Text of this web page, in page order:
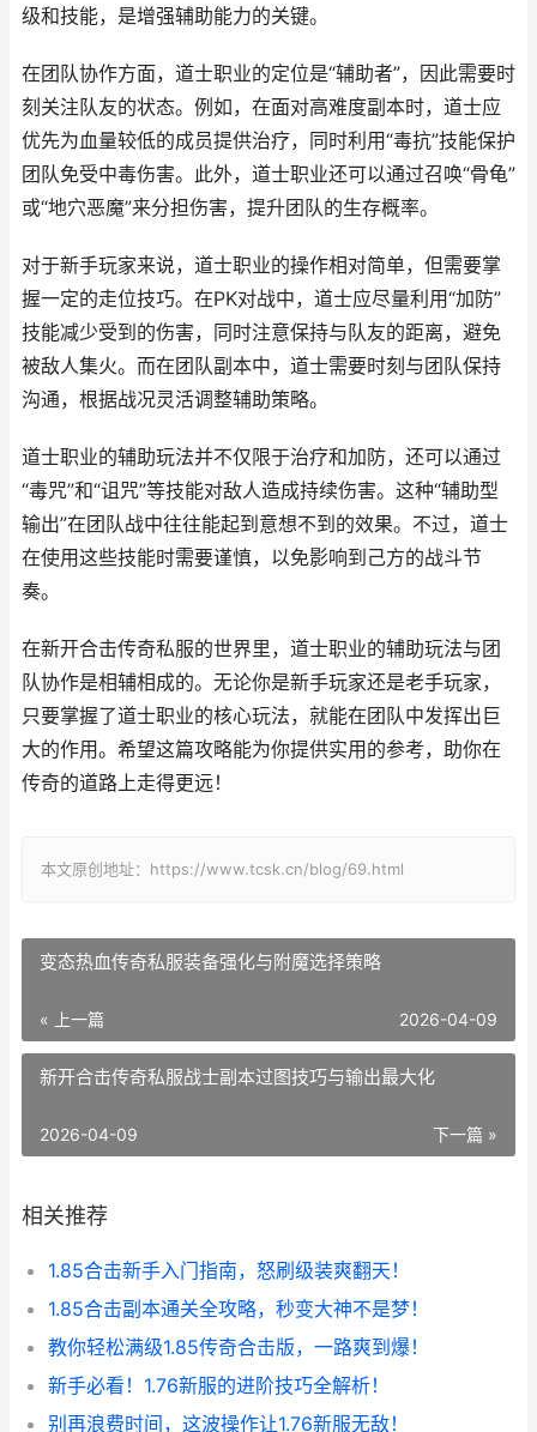
级和技能，是增强辅助能力的关键。
在团队协作方面，道士职业的定位是“辅助者”，因此需要时
刻关注队友的状态。例如，在面对高难度副本时，道士应
优先为血量较低的成员提供治疗，同时利用“毒抗”技能保护
团队免受中毒伤害。此外，道士职业还可以通过召唤“骨龟”
或“地穴恶魔”来分担伤害，提升团队的生存概率。
对于新手玩家来说，道士职业的操作相对简单，但需要掌
握一定的走位技巧。在PK对战中，道士应尽量利用“加防”
技能减少受到的伤害，同时注意保持与队友的距离，避免
被敌人集火。而在团队副本中，道士需要时刻与团队保持
沟通，根据战况灵活调整辅助策略。
道士职业的辅助玩法并不仅限于治疗和加防，还可以通过
“毒咒”和“诅咒”等技能对敌人造成持续伤害。这种“辅助型
输出”在团队战中往往能起到意想不到的效果。不过，道士
在使用这些技能时需要谨慎，以免影响到己方的战斗节
奏。
在新开合击传奇私服的世界里，道士职业的辅助玩法与团
队协作是相辅相成的。无论你是新手玩家还是老手玩家，
只要掌握了道士职业的核心玩法，就能在团队中发挥出巨
大的作用。希望这篇攻略能为你提供实用的参考，助你在
传奇的道路上走得更远！
本文原创地址：https://www.tcsk.cn/blog/69.html
变态热血传奇私服装备强化与附魔选择策略
« 上一篇 2026-04-09
新开合击传奇私服战士副本过图技巧与输出最大化
下一篇 »
2026-04-09
相关推荐
1.85合击新手入门指南，怒刷级装爽翻天！
1.85合击副本通关全攻略，秒变大神不是梦！
教你轻松满级1.85传奇合击版，一路爽到爆！
新手必看！1.76新服的进阶技巧全解析！
别再浪费时间，这波操作让1.76新服无敌！